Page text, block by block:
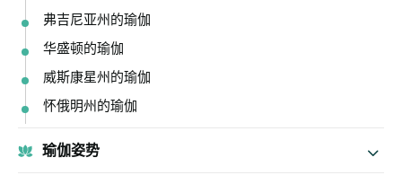
弗吉尼亚州的瑜伽
华盛顿的瑜伽
威斯康星州的瑜伽
怀俄明州的瑜伽
瑜伽姿势